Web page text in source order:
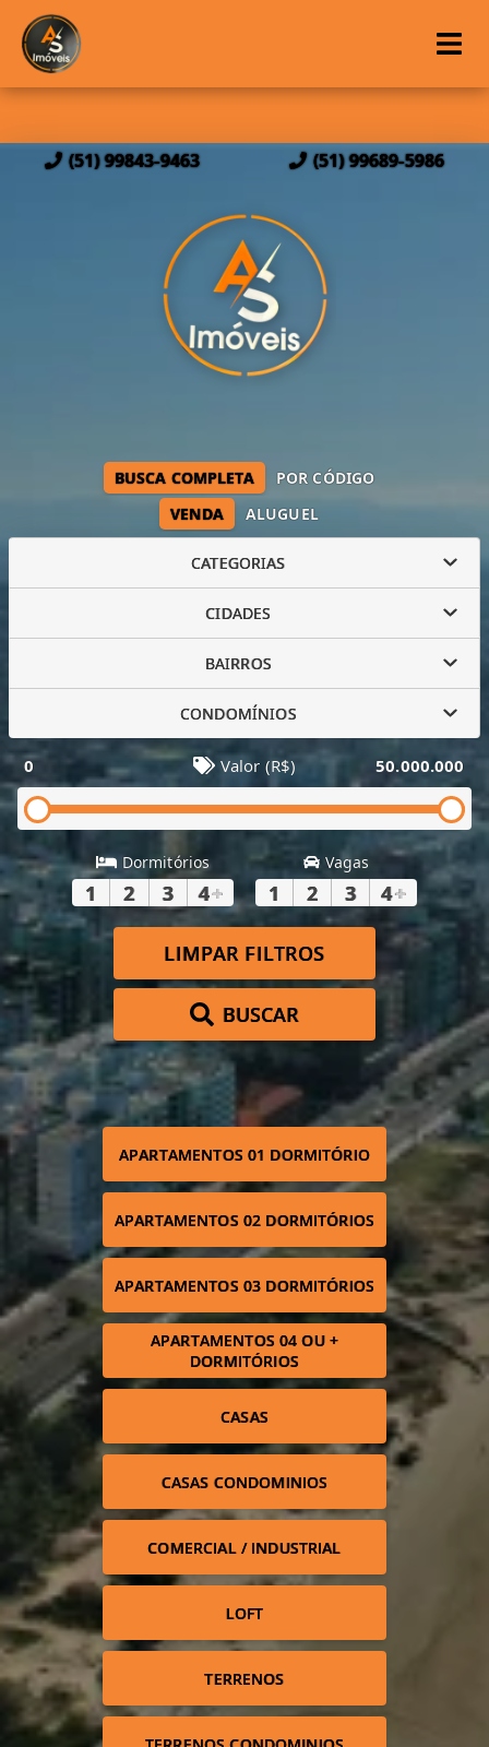
(51) 99843-9463 (51) 99689-5986
VENDA ALUGUEL
BUSCA COMPLETA POR CÓDIGO
CATEGORIAS
CIDADES
BAIRROS
CONDOMÍNIOS
0 Valor (R$) 50.000.000
Dormitórios
1 2 3 4+
Vagas
1 2 3 4+
LIMPAR FILTROS
BUSCAR
APARTAMENTOS 01 DORMITÓRIO
APARTAMENTOS 02 DORMITÓRIOS
APARTAMENTOS 03 DORMITÓRIOS
APARTAMENTOS 04 OU +
DORMITÓRIOS
CASAS
CASAS CONDOMINIOS
COMERCIAL / INDUSTRIAL
LOFT
TERRENOS